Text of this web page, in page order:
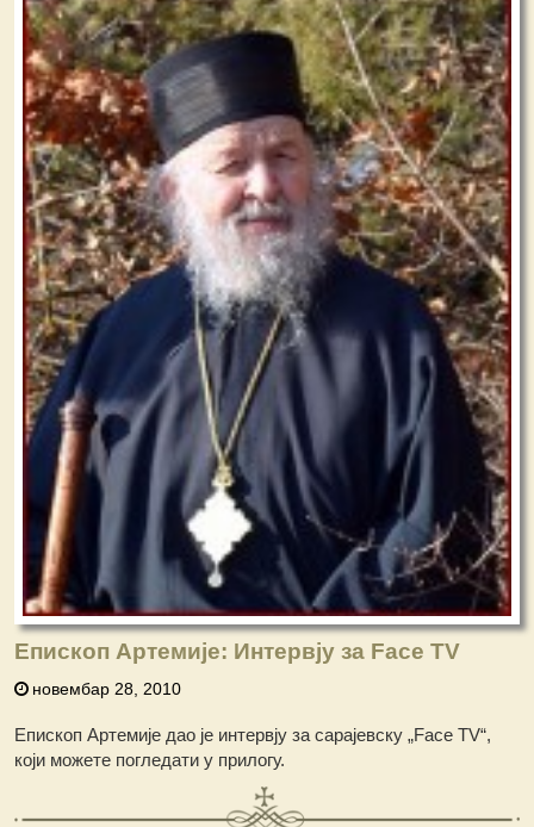
Епископ Артемије: Интервју за Face TV
новембар 28, 2010
Епископ Артемије дао је интервју за сарајевску „Face TV“,
који можете погледати у прилогу.